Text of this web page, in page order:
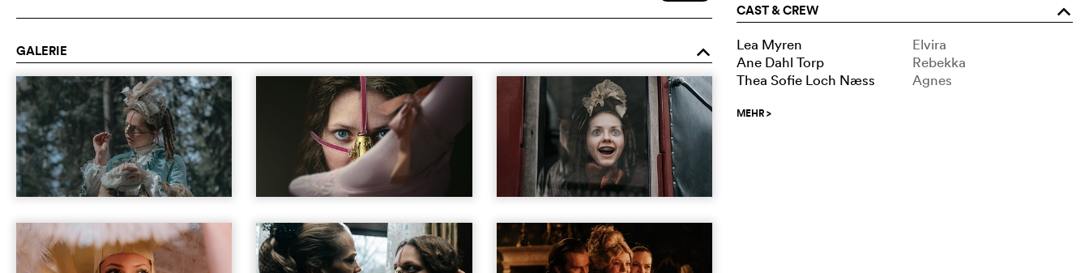
GALERIE o
CAST & CREW o
Lea Myren
Elvira
Ane Dahl Torp
Rebekka
Thea Sofie Loch Næss
Agnes
MEHR>